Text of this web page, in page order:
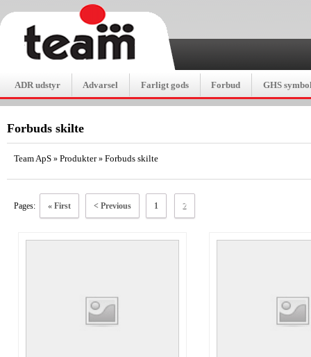
ADR udstyr Advarsel Farligt gods Forbud GHS
Forbuds skilte
Team ApS » Produkter» Forbuds skilte
Pages: « First < Previous 1 2